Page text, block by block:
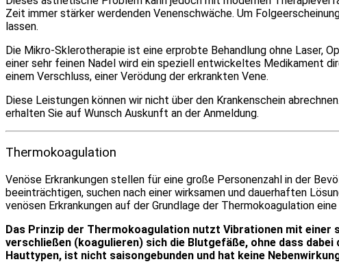
Zeit immer stärker werdenden Venenschwäche. Um
lassen.
Die Mikro-Sklerotherapie ist eine erprobte Behandlung ohne Laser,
einer sehr feinen Nadel wird ein speziell entwickeltes Medikament
einem Verschluss, einer Verödung der erkrankten Vene.
Diese Leistungen können wir nicht über den Krankenschein
erhalten Sie auf Wunsch Auskunft an der Anmeldung.
Thermokoagulation
Venöse Erkrankungen stellen für eine große Personenzahl in der
beeinträchtigen, suchen nach einer wirksamen und dauerhaften
venösen Erkrankungen auf der Grundlage der Thermokoagulation
Das Prinzip der Thermokoagulation nutzt Vibrationen mit einer
verschließen (koagulieren) sich die Blutgefäße, ohne dass
Hauttypen, ist nicht saisongebunden und hat keine